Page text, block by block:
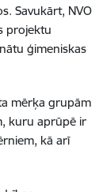
Savukārt, NVO
projektu
ģimeniskas
mērķa grupām
kuru aprūpē ir
kā arī